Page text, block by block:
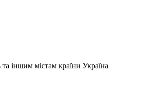
іншим містам країни Україна